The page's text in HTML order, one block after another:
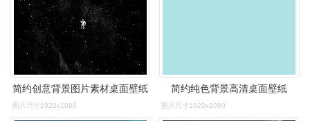
简约创意背景图片素材桌面壁纸
图片尺寸1920x1080
简约纯色背景高清桌面壁纸
图片尺寸1920x1080